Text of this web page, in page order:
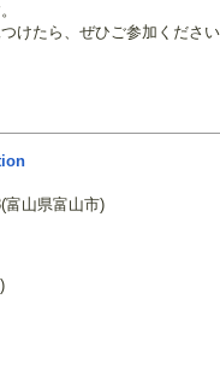
けたら、ぜひご参加ください
富山県富山市)